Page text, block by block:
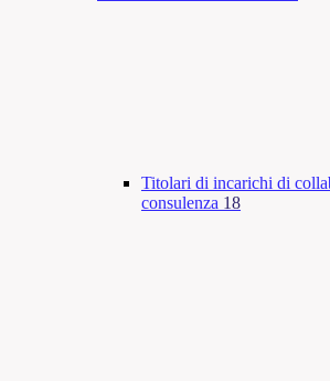
Titolari di incarichi di
consulenza 18